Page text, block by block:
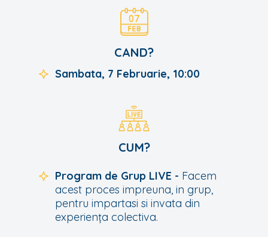
Program de Grup LIVE - Facem
acest proces impreuna, in grup,
pentru impartasi si invata din
experiența colectiva.
Sambata, 7 Februarie, 10:00
CAND?
CUM?